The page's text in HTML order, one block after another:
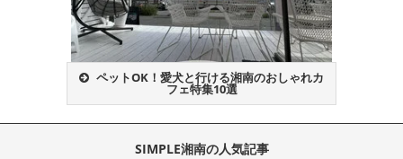
ペットOK！愛犬と行ける湘南のおしゃれカ
フェ特集10選
SIMPLE湘南の人気記事